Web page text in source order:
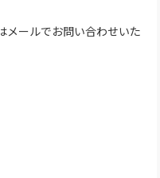
メールでお問い合わせいた